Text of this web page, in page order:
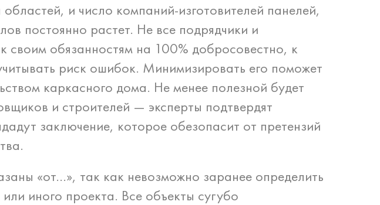
и число компаний-изготовителей панелей,
постоянно растет. Не все подрядчики и
своим обязанностям на 100% добросовестно, к
риск ошибок. Минимизировать его поможет
каркасного дома. Не менее полезной будет
и строителей — эксперты подтвердят
заключение, которое обезопасит от претензий
«от…», так как невозможно заранее определить
иного проекта. Все объекты сугубо